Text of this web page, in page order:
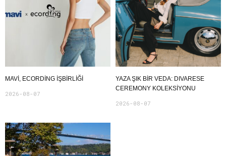
MAVI, ECORDING IŞBIRLIĞI
2026-08-07
YAZA ŞIK BIR VEDA: DIVARESE
CEREMONY KOLEKSIYONU
2026-08-07